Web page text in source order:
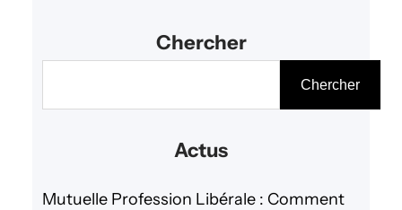
Chercher
Chercher
Actus
Mutuelle Profession Libérale : Comment